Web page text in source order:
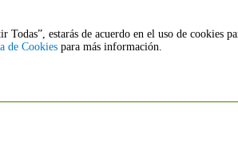
Todas”, estarás de acuerdo en el uso de cookies
de Cookies para más información.